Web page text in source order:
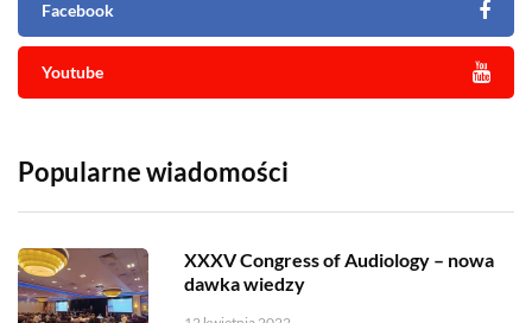
Facebook
Youtube
Popularne wiadomości
XXXV Congress of Audiology – nowa
dawka wiedzy